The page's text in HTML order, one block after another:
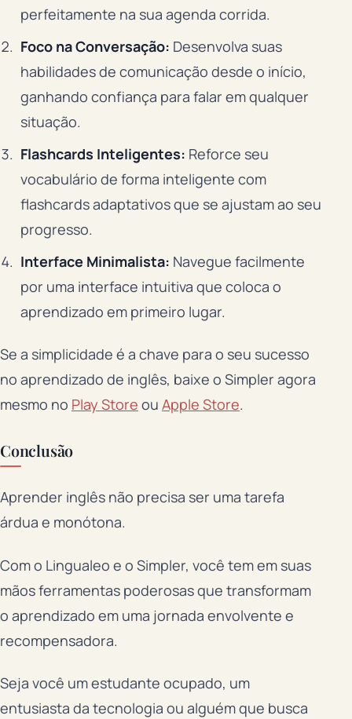
perfeitamente na sua agenda corrida.
Foco na Conversação: Desenvolva suas
habilidades de comunicação desde o início,
ganhando confiança para falar em qualquer
situação.
Flashcards Inteligentes: Reforce seu
vocabulário de forma inteligente com
flashcards adaptativos que se ajustam ao seu
progresso.
Interface Minimalista: Navegue facilmente
por uma interface intuitiva que coloca o
aprendizado em primeiro lugar.
Se a simplicidade é a chave para o seu sucesso
no aprendizado de inglês, baixe o Simpler agora
mesmo no Play Store ou Apple Store.
Conclusão
Aprender inglês não precisa ser uma tarefa
árdua e monótona.
Com o Lingualeo e o Simpler, você tem em suas
mãos ferramentas poderosas que transformam
o aprendizado em uma jornada envolvente e
recompensadora.
Seja você um estudante ocupado, um
entusiasta da tecnologia ou alguém que busca